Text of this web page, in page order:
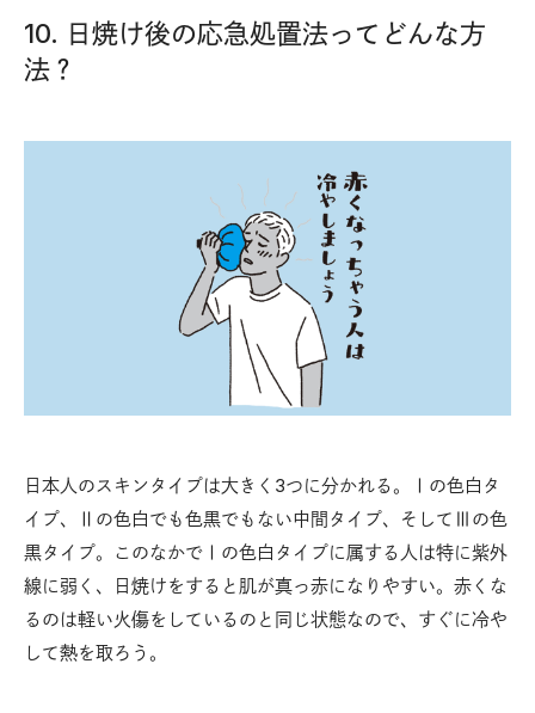
10. 日焼け後の応急処置法ってどんな方
法？
日本人のスキンタイプは大きく3つに分かれる。Ⅰの色白タ
イプ、Ⅱの色白でも色黒でもない中間タイプ、そしてⅢの色
黒タイプ。このなかでⅠの色白タイプに属する人は特に紫外
線に弱く、日焼けをすると肌が真っ赤になりやすい。赤くな
るのは軽い火傷をしているのと同じ状態なので、すぐに冷や
して熱を取ろう。